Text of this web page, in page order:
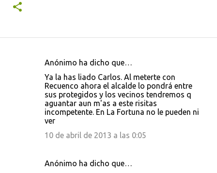
Anónimo ha dicho que…
Ya la has liado Carlos. Al meterte con
Recuenco ahora el alcalde lo pondrá entre
sus protegidos y los vecinos tendremos q
aguantar aun m'as a este risitas
incompetente. En La Fortuna no le pueden ni
ver
10 de abril de 2013 a las 0:05
Anónimo ha dicho que…